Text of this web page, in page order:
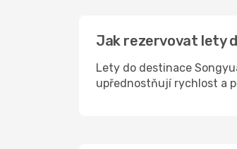
Jak rezervovat lety
Lety do destinace
upřednostňují rychlost a